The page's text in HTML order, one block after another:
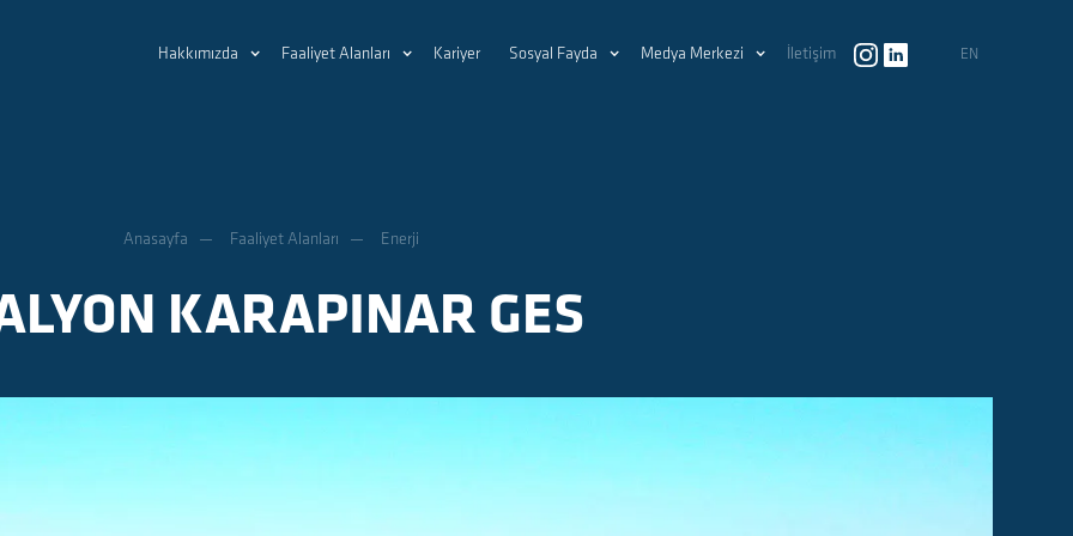
Hakkımızda Faaliyet Alanları Kariyer Sosyal Fayda Medya Merkezi İletişim EN
Anasayfa Faaliyet Alanları Enerji
KARAPINAR GES